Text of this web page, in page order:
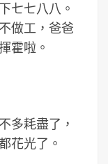
七七八八。
做工，爸爸
霍啦。
多耗盡了，
花光了。